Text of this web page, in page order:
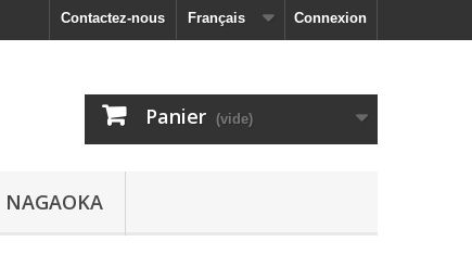
Connexion
Français
Contactez-nous
Panier (vide)
NAGAOKA